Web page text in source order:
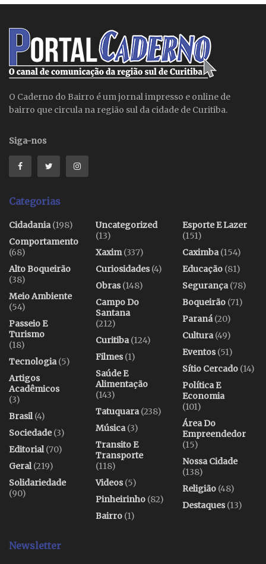
O Caderno do Bairro é um jornal impresso e online de
bairro que circula na região sul da cidade de Curitiba.
Siga-nos
Categorias
Cidadania(198)
Comportamento
(68)
Alto Boqueirão
(38)
Meio Ambiente
(54)
Passeio E
Turismo
(18)
Tecnologia(5)
Artigos
Acadêmicos
(3)
Brasil(4)
Sociedade(3)
Editorial(70)
Geral(219)
Solidariedade
(90)
Uncategorized
(13)
Xaxim(337)
Curiosidades(4)
Obras(148)
Campo Do
Santana
(212)
Curitiba(124)
Filmes(1)
Saúde E
Alimentação
(143)
Tatuquara(238)
Música(3)
Transito E
Transporte
(118)
Videos(5)
Pinheirinho (82)
Bairro (1)
Esporte E Lazer
(151)
Caximba(154)
Educação (81)
Segurança(78)
Boqueirão (71)
Paraná(20)
Cultura(49)
Eventos(51)
Sítio Cercado (14)
Política E
Economia
(101)
Área Do
Empreendedor
(15)
Nossa Cidade
(138)
Religião (48)
Destaques(13)
Newsletter